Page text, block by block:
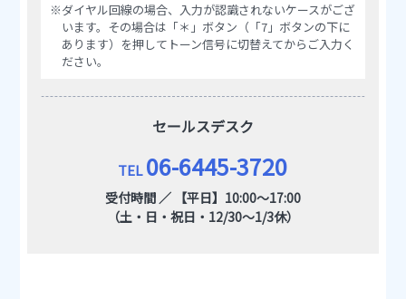
※ダイヤル回線の場合、入力が認識されないケースがござ
います。その場合は「＊」ボタン（「7」ボタンの下に
あります）を押してトーン信号に切替えてからご入力く
ださい。
セールスデスク
TEL 06-6445-3720
受付時間 ／ 【平日】10:00～17:00
（土・日・祝日・12/30～1/3休）